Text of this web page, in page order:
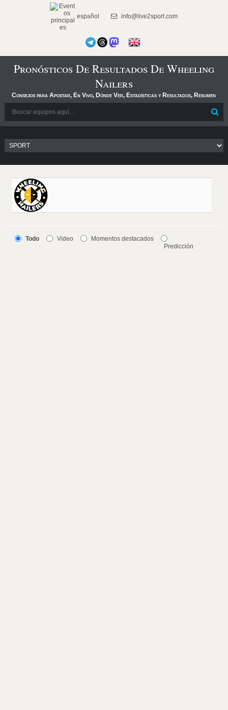
español info@live2sport.com
Pronósticos De Resultados De Wheeling
Nailers
Consejos para Apostar, En Vivo, Dónde Ver, Estadísticas y Resultados, Resumen
Todo Video
Momentos destacados
Predicción